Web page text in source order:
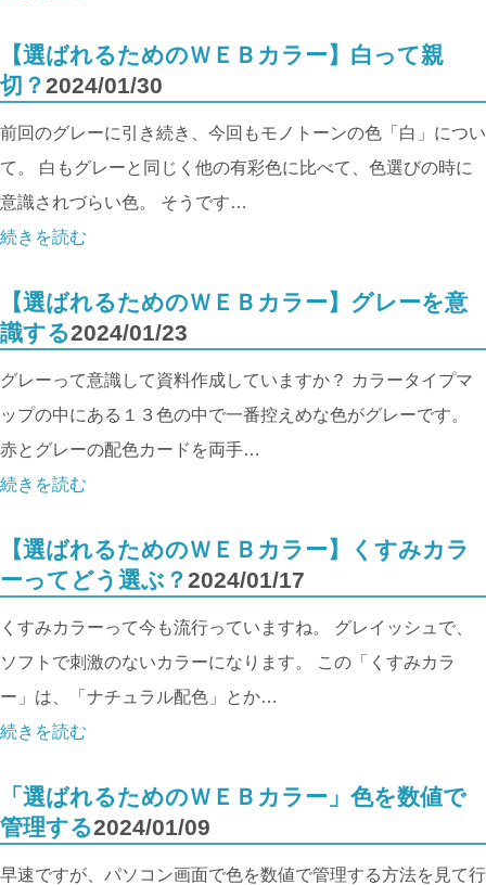
【選ばれるためのＷＥＢカラー】白って親
切？2024/01/30
前回のグレーに引き続き、今回もモノトーンの色「白」につい
て。 白もグレーと同じく他の有彩色に比べて、色選びの時に
意識されづらい色。 そうです…
続きを読む
【選ばれるためのＷＥＢカラー】グレーを意
識する2024/01/23
グレーって意識して資料作成していますか？ カラータイプマ
ップの中にある１３色の中で一番控えめな色がグレーです。
赤とグレーの配色カードを両手…
続きを読む
【選ばれるためのＷＥＢカラー】くすみカラ
ーってどう選ぶ？2024/01/17
くすみカラーって今も流行っていますね。 グレイッシュで、
ソフトで刺激のないカラーになります。 この「くすみカラ
ー」は、「ナチュラル配色」とか…
続きを読む
「選ばれるためのＷＥＢカラー」色を数値で
管理する2024/01/09
早速ですが、パソコン画面で色を数値で管理する方法を見て行